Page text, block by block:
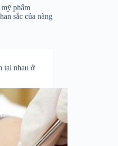
phẩm
sắc của nàng
tai nhau ở